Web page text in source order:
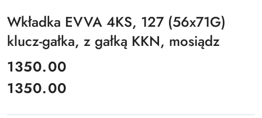
Wkładka EVVA 4KS, 127 (56x71G)
klucz-gałka, z gałką KKN, mosiądz
cena:
1350.00
Cena:
1350.00